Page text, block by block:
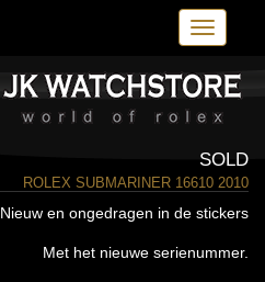
Toggle
SOLD
ROLEX SUBMARINER 16610 2010
Nieuw en ongedragen in de stickers
Met het nieuwe serienummer.